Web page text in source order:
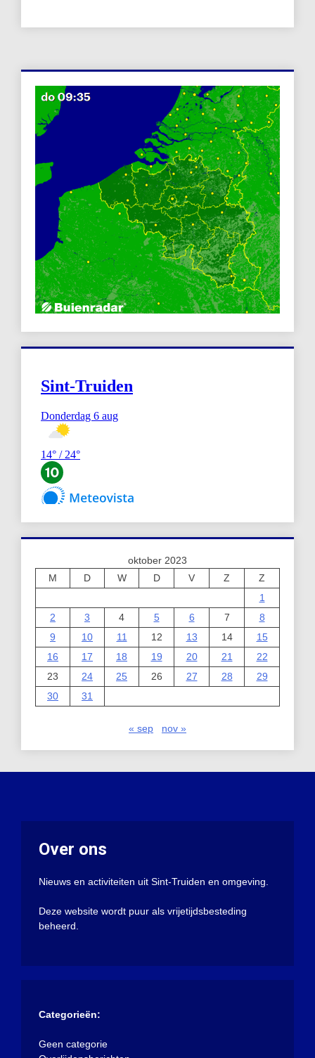
oktober 2023
M
D W D V Z
Z
1
2
3 4 5 6 7
8
9
10 11 12 13 14
15
16
17 18 19 20 21
22
23
24 25 26 27 28
29
30
31
« sep nov »
Over ons
Nieuws en activiteiten uit Sint-Truiden en omgeving.
Deze website wordt puur als vrijetijdsbesteding
beheerd.
Categorieën:
Geen categorie